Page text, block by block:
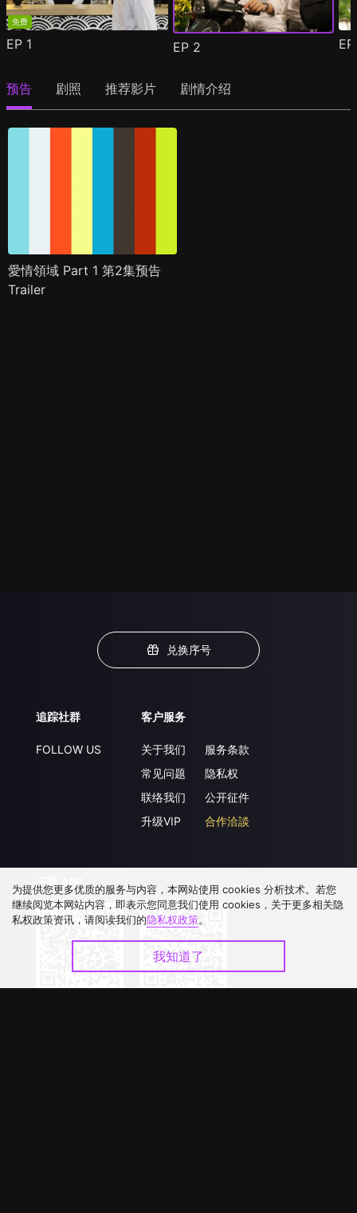
免费
EP 1 EP 2
预告 剧照 推荐影片 剧情介绍
愛情領域 Part 1 第2集预告
Trailer
兑换序号
追踪社群
FOLLOW US
客户服务
关于我们
常见问题
联络我们
升级VIP
服务条款
隐私权
公开征件
合作洽談
下载 APP
为提供您更多优质的服务与内容，本网站使用 cookies 分析技术。若您
继续阅览本网站内容，即表示您同意我们使用 cookies，关于更多相关隐
私权政策资讯，请阅读我们的隐私权政策。
我知道了